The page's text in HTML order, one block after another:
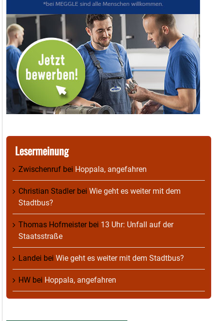
Lesermeinung
Zwischenruf bei Hoppala, angefahren
Christian Stadlerbei Wie geht es weiter mit dem
Stadtbus?
Thomas Hofmeisterbei 13 Uhr: Unfall auf der
Staatsstraße
Landei bei Wie geht es weiter mit dem Stadtbus?
HW bei Hoppala, angefahren